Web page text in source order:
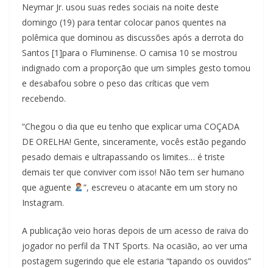
Neymar Jr. usou suas redes sociais na noite deste
domingo (19) para tentar colocar panos quentes na
polêmica que dominou as discussões após a derrota do
Santos [1]para o Fluminense. O camisa 10 se mostrou
indignado com a proporção que um simples gesto tomou
e desabafou sobre o peso das críticas que vem
recebendo.
“Chegou o dia que eu tenho que explicar uma COÇADA
DE ORELHA! Gente, sinceramente, vocês estão pegando
pesado demais e ultrapassando os limites… é triste
demais ter que conviver com isso! Não tem ser humano
que aguente
”, escreveu o atacante em um story no
Instagram.
A publicação veio horas depois de um acesso de raiva do
jogador no perfil da TNT Sports. Na ocasião, ao ver uma
postagem sugerindo que ele estaria “tapando os ouvidos”